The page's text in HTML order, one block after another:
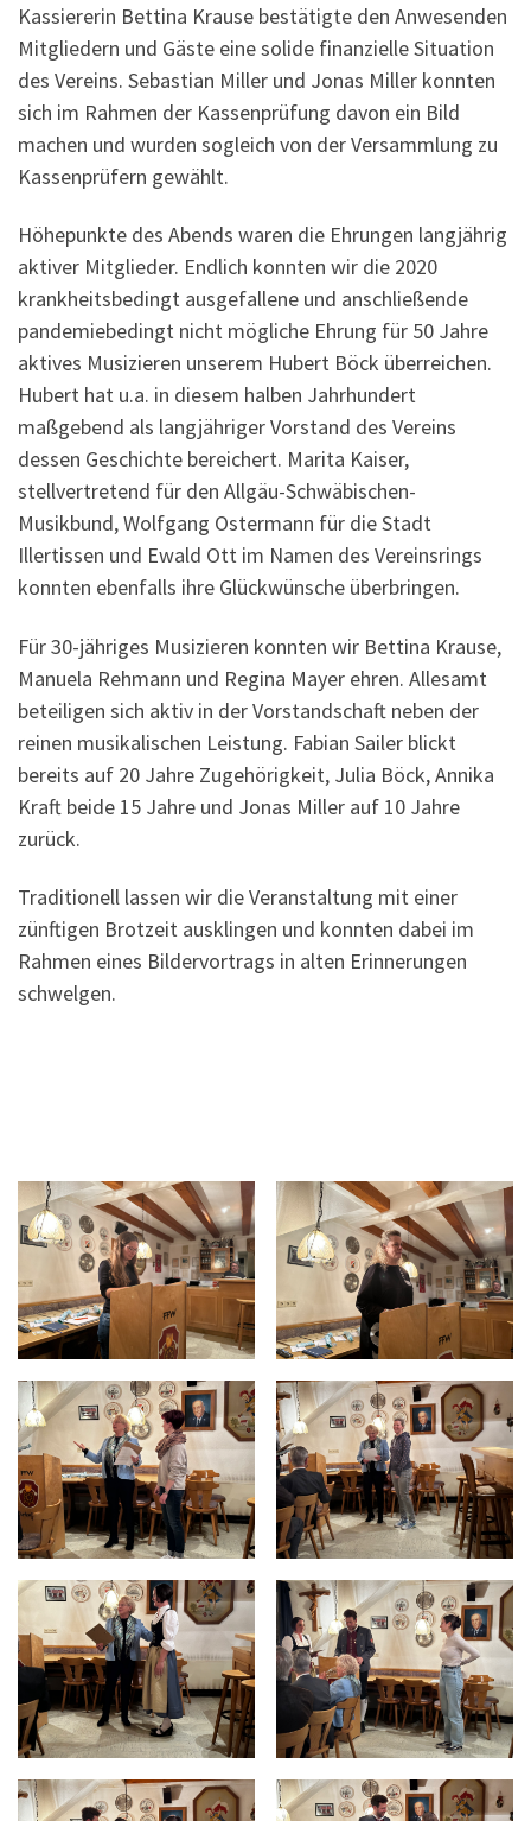
Kassiererin Bettina Krause bestätigte den Anwesenden
Mitgliedern und Gäste eine solide finanzielle Situation
des Vereins. Sebastian Miller und Jonas Miller konnten
sich im Rahmen der Kassenprüfung davon ein Bild
machen und wurden sogleich von der Versammlung zu
Kassenprüfern gewählt.
Höhepunkte des Abends waren die Ehrungen langjährig
aktiver Mitglieder. Endlich konnten wir die 2020
krankheitsbedingt ausgefallene und anschließende
pandemiebedingt nicht mögliche Ehrung für 50 Jahre
aktives Musizieren unserem Hubert Böck überreichen.
Hubert hat u.a. in diesem halben Jahrhundert
maßgebend als langjähriger Vorstand des Vereins
dessen Geschichte bereichert. Marita Kaiser,
stellvertretend für den Allgäu-Schwäbischen-
Musikbund, Wolfgang Ostermann für die Stadt
Illertissen und Ewald Ott im Namen des Vereinsrings
konnten ebenfalls ihre Glückwünsche überbringen.
Für 30-jähriges Musizieren konnten wir Bettina Krause,
Manuela Rehmann und Regina Mayer ehren. Allesamt
beteiligen sich aktiv in der Vorstandschaft neben der
reinen musikalischen Leistung. Fabian Sailer blickt
bereits auf 20 Jahre Zugehörigkeit, Julia Böck, Annika
Kraft beide 15 Jahre und Jonas Miller auf 10 Jahre
zurück.
Traditionell lassen wir die Veranstaltung mit einer
zünftigen Brotzeit ausklingen und konnten dabei im
Rahmen eines Bildervortrags in alten Erinnerungen
schwelgen.